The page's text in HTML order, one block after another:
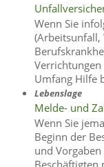
Wenn Sie
(Arbeitsunfall,
Umfang Hilfe
Lebenslage
Melde- und
Wenn Sie
Beginn der
und